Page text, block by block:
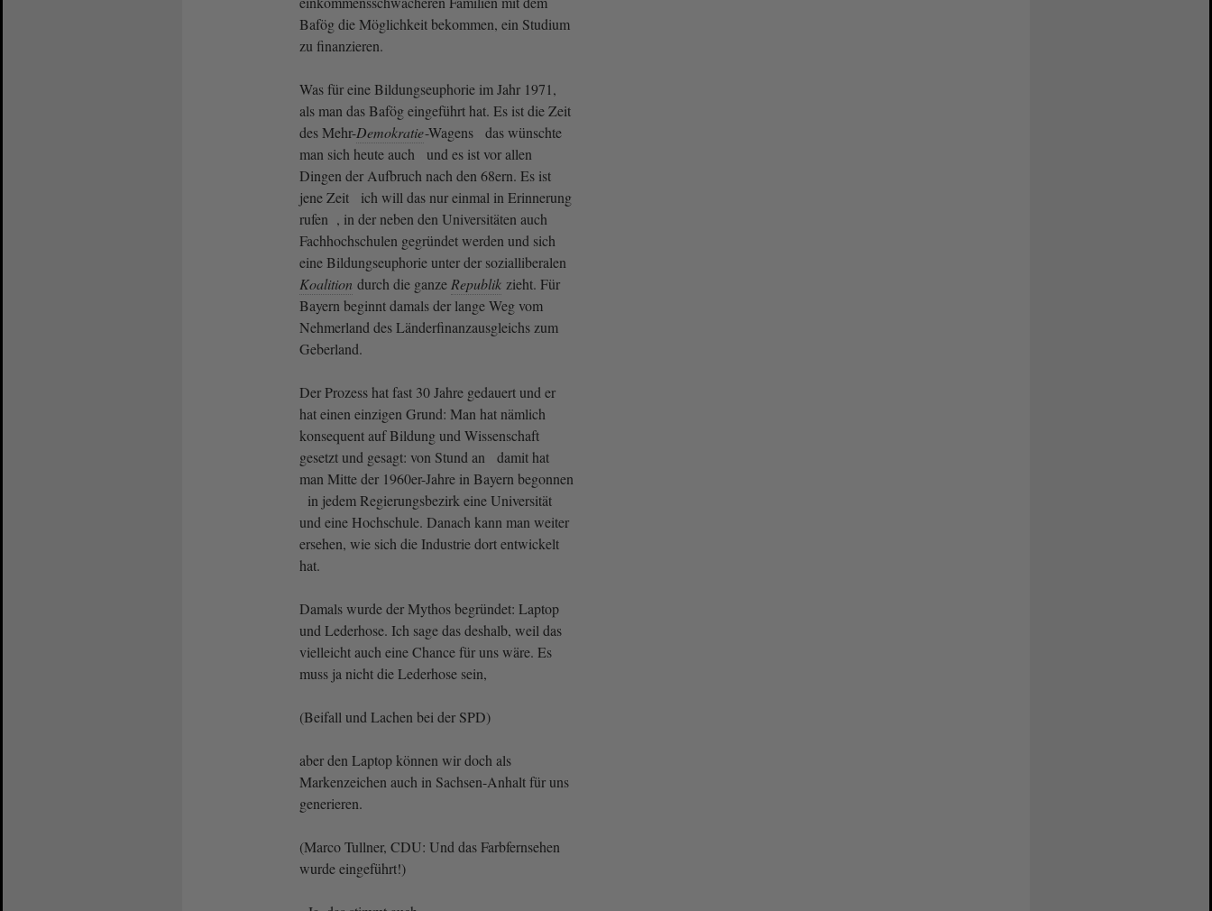
Bafög die Möglichkeit bekommen, ein Studium
zu finanzieren.
Was für eine Bildungseuphorie im Jahr 1971,
als man das Bafög eingeführt hat. Es ist die Zeit
des Mehr-Demokratie-Wagens das wünschte
man sich heute auch und es ist vor allen
Dingen der Aufbruch nach den 68ern. Es ist
jene Zeit ich will das nur einmal in Erinnerung
rufen , in der neben den Universitäten auch
Fachhochschulen gegründet werden und sich
eine Bildungseuphorie unter der sozialliberalen
Koalition durch die ganze Republik zieht. Für
Bayern beginnt damals der lange Weg vom
Nehmerland des Länderfinanzausgleichs zum
Geberland.
Der Prozess hat fast 30 Jahre gedauert und er
hat einen einzigen Grund: Man hat nämlich
konsequent auf Bildung und Wissenschaft
gesetzt und gesagt: von Stund an damit hat
man Mitte der 1960er-Jahre in Bayern begonnen
in jedem Regierungsbezirk eine Universität
und eine Hochschule. Danach kann man weiter
ersehen, wie sich die Industrie dort entwickelt
hat.
Damals wurde der Mythos begründet: Laptop
und Lederhose. Ich sage das deshalb, weil das
vielleicht auch eine Chance für uns wäre. Es
muss ja nicht die Lederhose sein,
(Beifall und Lachen bei der SPD)
aber den Laptop können wir doch als
Markenzeichen auch in Sachsen-Anhalt für uns
generieren.
(Marco Tullner, CDU: Und das Farbfernsehen
wurde eingeführt!)